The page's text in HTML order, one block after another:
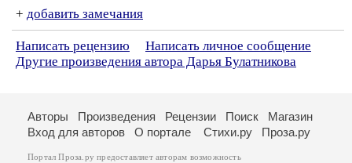
+ добавить замечания
Написать рецензию
Написать личное сообщение
Другие произведения автора Дарья Булатникова
Авторы Произведения Рецензии Поиск
Магазин
Вход для авторов
О портале Стихи.ру Проза.ру
Портал Проза.ру предоставляет авторам возможность